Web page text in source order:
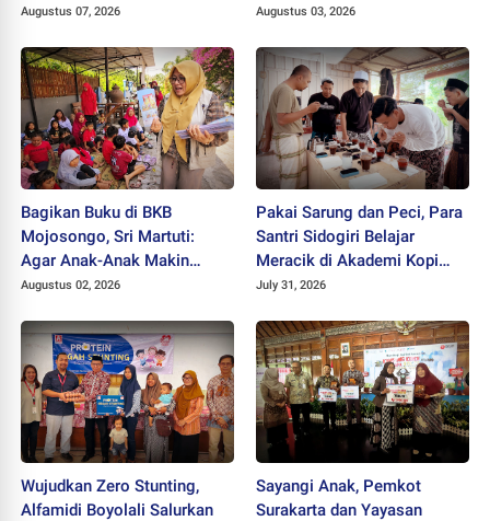
Augustus 07, 2026
"Mlampah Ziarah"
Augustus 03, 2026
Bagikan Buku di BKB
Mojosongo, Sri Martuti:
Agar Anak-Anak Makin
Kreatif
Augustus 02, 2026
Pakai Sarung dan Peci, Para
Santri Sidogiri Belajar
Meracik di Akademi Kopi
Santri
July 31, 2026
Wujudkan Zero Stunting,
Alfamidi Boyolali Salurkan
Sayangi Anak, Pemkot
Surakarta dan Yayasan